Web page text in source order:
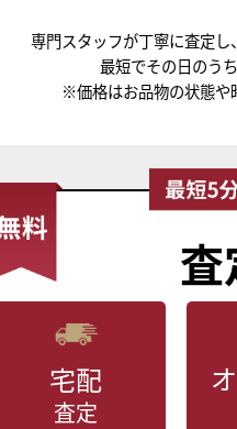
専門スタッフが丁寧に査定し
最短でその日のう
※価格はお品物の状態や
査
宅配
査定